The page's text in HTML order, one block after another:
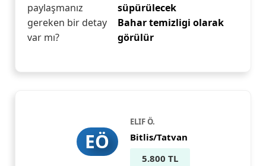
paylaşmanız
gereken bir detay
var mı?
süpürülecek
Bahar temizligi olarak
görülür
EÖ
ELIF Ö.
Bitlis/Tatvan
5.800 TL